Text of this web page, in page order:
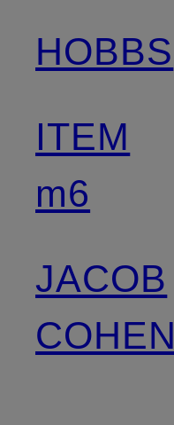
HOBBS
ITEM
m6
JACOB
COHEN